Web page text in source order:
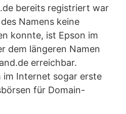
bereits registriert war
Namens keine
konnte, ist Epson im
dem längeren Namen
erreichbar.
Internet sogar erste
für Domain-